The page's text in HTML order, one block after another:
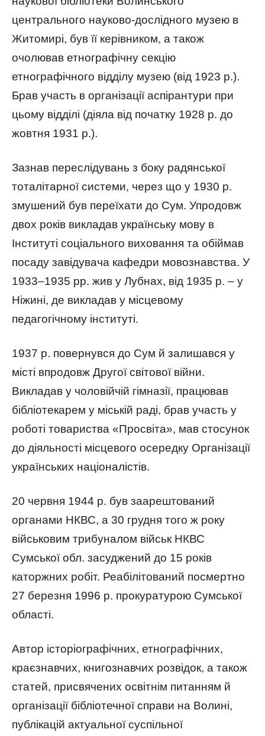
центрального науково-дослідного музею в
Житомирі, був її керівником, а також
очолював етнографічну секцію
етнографічного відділу музею (від 1923 р.).
Брав участь в організації аспірантури при
цьому відділі (діяла від початку 1928 р. до
жовтня 1931 р.).
Зазнав переслідувань з боку радянської
тоталітарної системи, через що у 1930 р.
змушений був переїхати до Сум. Упродовж
двох років викладав українську мову в
Інституті соціального виховання та обіймав
посаду завідувача кафедри мовознавства. У
1933–1935 рр. жив у Лубнах, від 1935 р. – у
Ніжині, де викладав у місцевому
педагогічному інституті.
1937 р. повернувся до Сум й залишався у
місті впродовж Другої світової війни.
Викладав у чоловійчій гімназії, працював
бібліотекарем у міській раді, брав участь у
роботі товариства «Просвіта», мав стосунок
до діяльності місцевого осередку Організації
українських націоналістів.
20 червня 1944 р. був заарештований
органами НКВС, а 30 грудня того ж року
військовим трибуналом військ НКВС
Сумської обл. засуджений до 15 років
каторжних робіт. Реабілітований посмертно
27 березня 1996 р. прокуратурою Сумської
області.
Автор історіографічних, етнографічних,
краєзнавчих, книгознавчих розвідок, а також
статей, присвячених освітнім питанням й
організації бібліотечної справи на Волині,
публікацій актуальної суспільної